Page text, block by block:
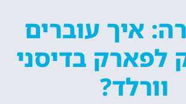
איך עוברים
לפארק בדיסני
וורלד?